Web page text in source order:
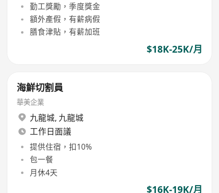
勤工獎勵，季度獎金
額外產假，有薪病假
膳食津貼，有薪加班
$18K-25K/月
海鮮切割員
華美企業
九龍城, 九龍城
工作日面議
提供住宿，扣10%
包一餐
月休4天
$16K-19K/月